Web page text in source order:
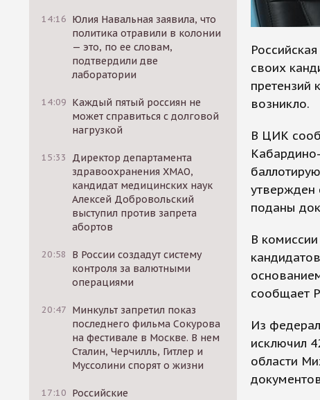
14:16 Юлия Навальная заявила, что
политика отравили в колонии
— это, по ее словам,
подтвердили две
лаборатории
14:09 Каждый пятый россиян не
может справиться с долговой
нагрузкой
15:33
Директор департамента
здравоохранения ХМАО,
кандидат медицинских наук
Алексей Добровольский
выступил против запрета
абортов
20:58
В России создадут систему
контроля за валютными
операциями
20:47 Минкульт запретил показ
последнего фильма Сокурова
на фестивале в Москве. В нем
Сталин, Черчилль, Гитлер и
Муссолини спорят о жизни
17:10 Российские
своих
претензий
возникло.
В ЦИК
утвержден
поданы
В
сообщает
Из
исключил
области